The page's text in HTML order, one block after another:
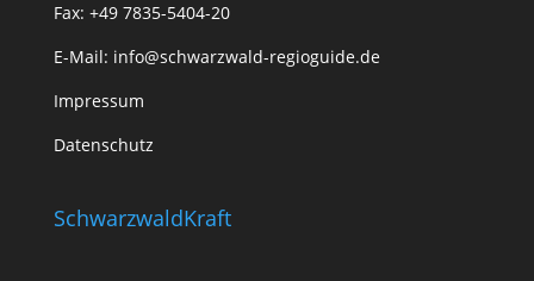
Fax: +49 7835-5404-20
E-Mail: info@schwarzwald-regioguide.de
Impressum
Datenschutz
SchwarzwaldKraft